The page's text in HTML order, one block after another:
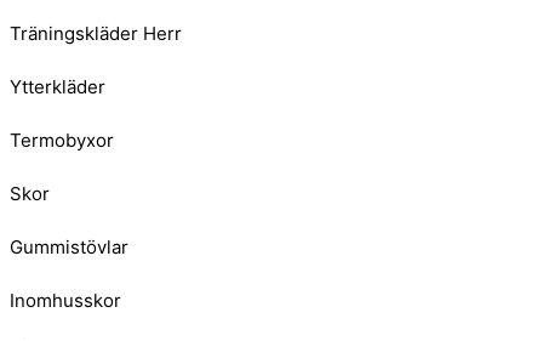
Träningskläder Herr
Ytterkläder
Termobyxor
Skor
Gummistövlar
Inomhusskor